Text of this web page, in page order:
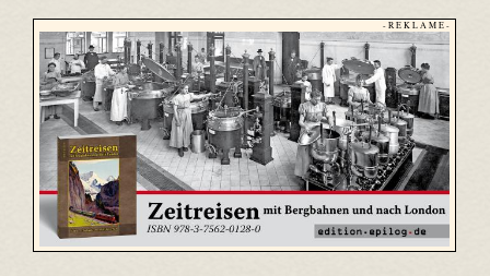
- R E K L A M E -